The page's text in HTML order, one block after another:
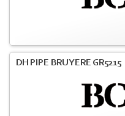
DH PIPE BRUYERE GR5215